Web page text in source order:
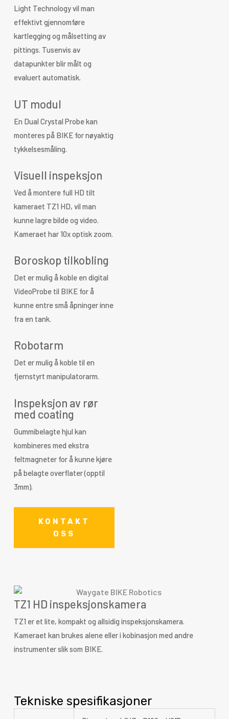
Light Technology vil man
effektivt gjennomføre
kartlegging og målsetting av
pittings. Tusenvis av
datapunkter blir målt og
evaluert automatisk.
UT modul
En Dual Crystal Probe kan
monteres på BIKE for nøyaktig
tykkelsesmåling.
Visuell inspeksjon
Ved å montere full HD tilt
kameraet TZ1 HD, vil man
kunne lagre bilde og video.
Kameraet har 10x optisk zoom.
Boroskop tilkobling
Det er mulig å koble en digital
VideoProbe til BIKE for å
kunne entre små åpninger inne
fra en tank.
Robotarm
Det er mulig å koble til en
fjernstyrt manipulatorarm.
Inspeksjon av rør
med coating
Gummibelagte hjul kan
kombineres med ekstra
feltmagneter for å kunne kjøre
på belagte overflater (opptil
3mm).
KONTAKT
OSS
TZ1 HD inspeksjonskamera
TZ1 er et lite, kompakt og allsidig inspeksjonskamera.
Kameraet kan brukes alene eller i kobinasjon med andre
instrumenter slik som BIKE.
Tekniske spesifikasjoner